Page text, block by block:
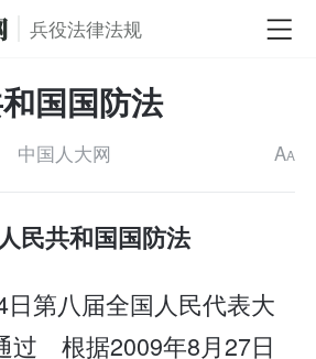
兵役法律法规
国国防法
中国人大网 AA
民共和国国防法
日第八届全国人民代表大
过 根据2009年8月27日